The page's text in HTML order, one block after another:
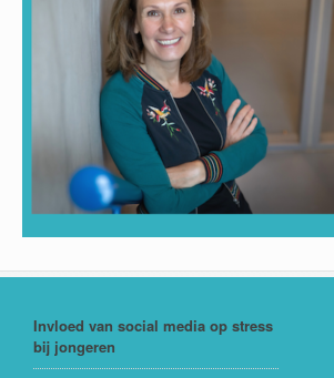
Invloed van social media op stress
bij jongeren